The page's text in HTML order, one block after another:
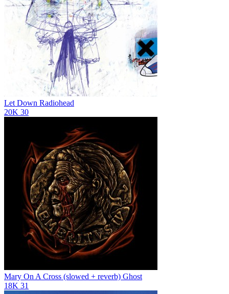
Let Down Radiohead
20K 30
Mary On A Cross (slowed + reverb) Ghost
18K 31